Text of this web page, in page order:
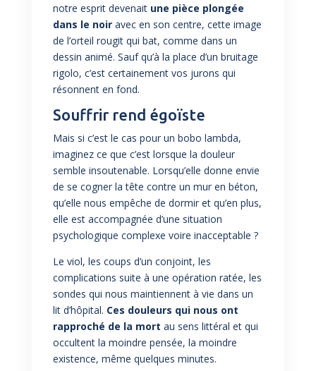
notre esprit devenait une pièce plongée
dans le noiravec en son centre, cette image
de l’orteil rougit qui bat, comme dans un
dessin animé. Sauf qu’à la place d’un bruitage
rigolo, c’est certainement vos jurons qui
résonnent en fond.
Souffrir rend égoïste
Mais si c’est le cas pour un bobo lambda,
imaginez ce que c’est lorsque la douleur
semble insoutenable. Lorsqu’elle donne envie
de se cogner la tête contre un mur en béton,
qu’elle nous empêche de dormir et qu’en plus,
elle est accompagnée d’une situation
psychologique complexe voire inacceptable ?
Le viol, les coups d’un conjoint, les
complications suite à une opération ratée, les
sondes qui nous maintiennent à vie dans un
lit d’hôpital. Ces douleurs qui nous ont
rapproché de la mort au sens littéral et qui
occultent la moindre pensée, la moindre
existence, même quelques minutes.